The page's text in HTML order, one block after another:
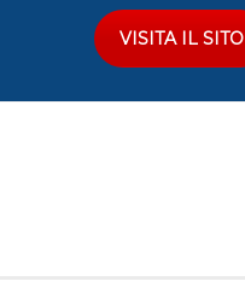
VISITA IL SITO